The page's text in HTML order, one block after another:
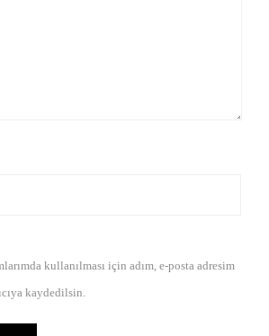
kullanılması için adım, e-posta adresim
kaydedilsin.